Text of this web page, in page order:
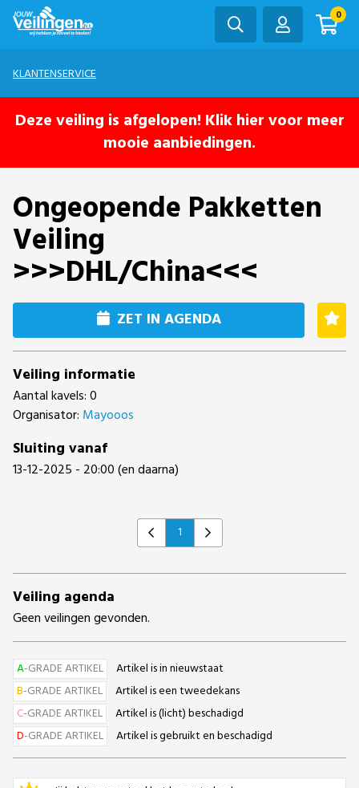
0
KLANTENSERVICE
Deze veiling is afgelopen! Klik hier voor meer
mooie aanbiedingen.
Ongeopende Pakketten
Veiling
>>>DHL/China<<<
ZET IN AGENDA
Veiling informatie
Aantal kavels: 0
Organisator: Mayooos
Sluiting vanaf
13-12-2025 - 20:00 (en daarna)
Previous
1 Next
Veiling agenda
Geen veilingen gevonden.
A-GRADE ARTIKEL
Artikel is in nieuwstaat
B-GRADE ARTIKEL
Artikel is een tweedekans
C-GRADE ARTIKEL
Artikel is (licht) beschadigd
D-GRADE ARTIKEL Artikel is gebruikt en beschadigd